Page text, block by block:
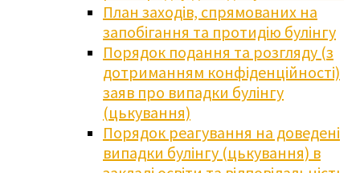
План заходів, спрямованих на
запобігання та протидію булінгу
Порядок подання та розгляду (з
дотриманням конфіденційності)
заяв про випадки булінгу
(цькування)
Порядок реагування на доведені
випадки булінгу (цькування) в